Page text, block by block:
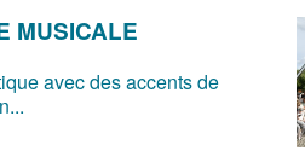
MUSICALE
avec des accents de